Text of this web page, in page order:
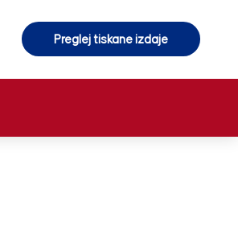
Preglej tiskane izdaje